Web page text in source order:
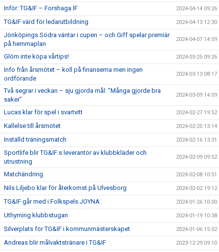
Inför: TG&IF – Forshaga IF 2024-04-14 09:26
TG&IF värd för ledarutbildning 2024-04-13 12:30
Jönköpings Södra väntar i cupen – och Giff spelar premiär
på hemmaplan
2024-04-07 14:59
Glöm inte köpa vårtips! 2024-03-25 09:26
Info från årsmötet – koll på finanserna men ingen
ordförande
2024-03-13 08:17
Två segrar i veckan – sju gjorda mål: ”Många gjorde bra
saker”
2024-03-09 14:09
Lucas klar för spel i svartvitt 2024-02-27 19:52
Kallelse till årsmötet 2024-02-20 13:14
Inställd träningsmatch 2024-02-16 13:31
Sportlife blir TG&IF:s leverantör av klubbkläder och
utrustning
2024-02-09 09:52
Matchändring 2024-02-08 10:51
Nils Liljebo klar för återkomst på Ulvesborg 2024-02-02 19:12
TG&IF går med i Folkspels JOYNA 2024-01-26 10:00
Uthyrning klubbstugan 2024-01-19 10:38
Silverplats för TG&IF i kommunmästerskapet 2024-01-06 15:02
Andreas blir målvaktstränare i TG&IF 2023-12-29 09:10